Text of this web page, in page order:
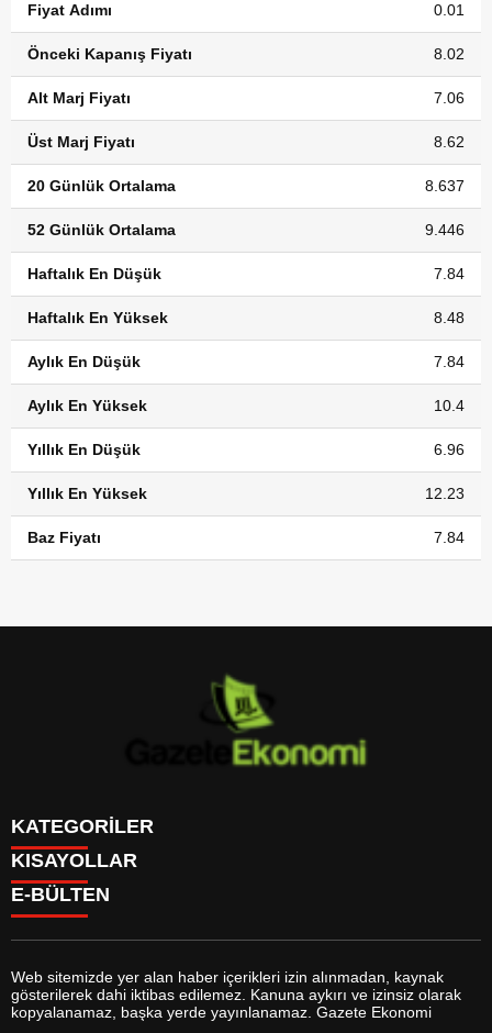
Fiyat Adımı 0.01
Önceki Kapanış Fiyatı 8.02
Alt Marj Fiyatı 7.06
Üst Marj Fiyatı 8.62
20 Günlük Ortalama 8.637
52 Günlük Ortalama 9.446
Haftalık En Düşük 7.84
Haftalık En Yüksek 8.48
Aylık En Düşük 7.84
Aylık En Yüksek 10.4
Yıllık En Düşük 6.96
Yıllık En Yüksek 12.23
Baz Fiyatı 7.84
KATEGORİLER
GÜNDEM
DÜNYA
SİYASET
MAGAZİN
SAĞLIK
EĞİTİM
YAŞAM
KISAYOLLAR
BURÇLAR
FİKSTÜR
FİRMA EKLE
FİRMA REHBERİ
E-BÜLTEN
gazeteekonomi.com e-bültenine abone olarak, tarafınıza haber,
Web sitemizde yer alan haber içerikleri izin alınmadan, kaynak
gösterilerek dahi iktibas edilemez. Kanuna aykırı ve izinsiz olarak
kopyalanamaz, başka yerde yayınlanamaz. Gazete Ekonomi